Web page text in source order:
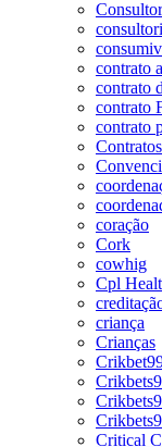
contrato
contrato
contrato
contrato
coração
Cork
cowhig
Cpl
criança
Crianças
Critical